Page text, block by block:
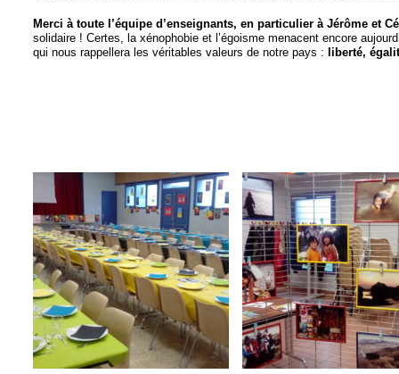
Merci à toute l’équipe d’enseignants, en particulier à Jérôme et
solidaire ! Certes, la xénophobie et l’égoisme menacent encore
qui nous rappellera les véritables valeurs de notre pays : liberté,